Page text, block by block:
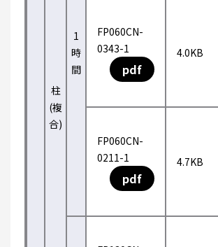
柱
(複
合)
1
時
間
FP060CN-
0343-1
pdf
4.0KB
FP060CN-
0211-1
pdf
4.7KB